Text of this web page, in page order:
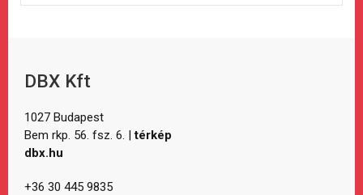
DBX Kft
1027 Budapest
Bem rkp. 56. fsz. 6. |térkép
dbx.hu
+36 30 445 9835